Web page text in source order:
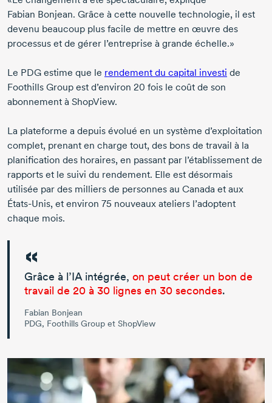
Fabian Bonjean. Grâce à cette nouvelle technologie, il est
devenu beaucoup plus facile de mettre en œuvre des
processus et de gérer l’entreprise à grande échelle.»
Le PDG estime que le rendement du capital investi de
Foothills Group est d’environ 20 fois le coût de son
abonnement à ShopView.
La plateforme a depuis évolué en un système d’exploitation
complet, prenant en charge tout, des bons de travail à la
planification des horaires, en passant par l’établissement de
rapports et le suivi du rendement. Elle est désormais
utilisée par des milliers de personnes au Canada et aux
États-Unis, et environ 75 nouveaux ateliers l’adoptent
chaque mois.
Grâce à l’IA intégrée, on peut créer un bon de
travail de 20 à 30 lignes en 30 secondes.
Fabian Bonjean
PDG, Foothills Group et ShopView